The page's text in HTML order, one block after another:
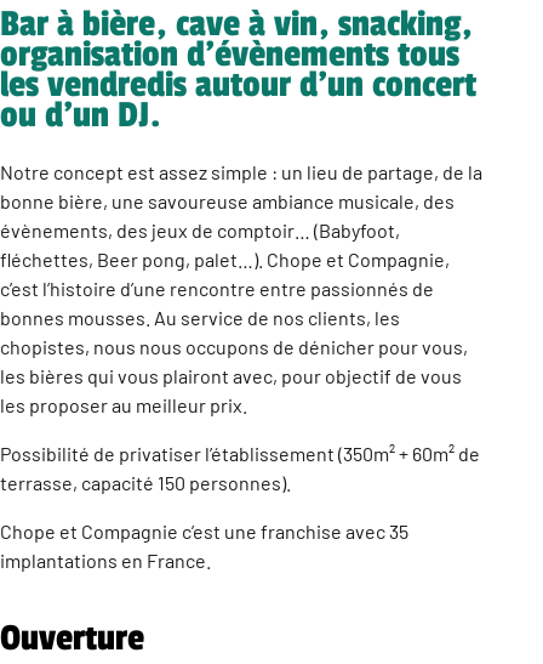
Bar à bière, cave à vin, snacking,
organisation d’évènements tous
les vendredis autour d’un concert
ou d’un DJ.
Notre concept est assez simple : un lieu de partage, de la
bonne bière, une savoureuse ambiance musicale, des
évènements, des jeux de comptoir… (Babyfoot,
fléchettes, Beer pong, palet…). Chope et Compagnie,
c’est l’histoire d’une rencontre entre passionnés de
bonnes mousses. Au service de nos clients, les
chopistes, nous nous occupons de dénicher pour vous,
les bières qui vous plairont avec, pour objectif de vous
les proposer au meilleur prix.
Possibilité de privatiser l’établissement (350m² + 60m² de
terrasse, capacité 150 personnes).
Chope et Compagnie c’est une franchise avec 35
implantations en France.
Ouverture